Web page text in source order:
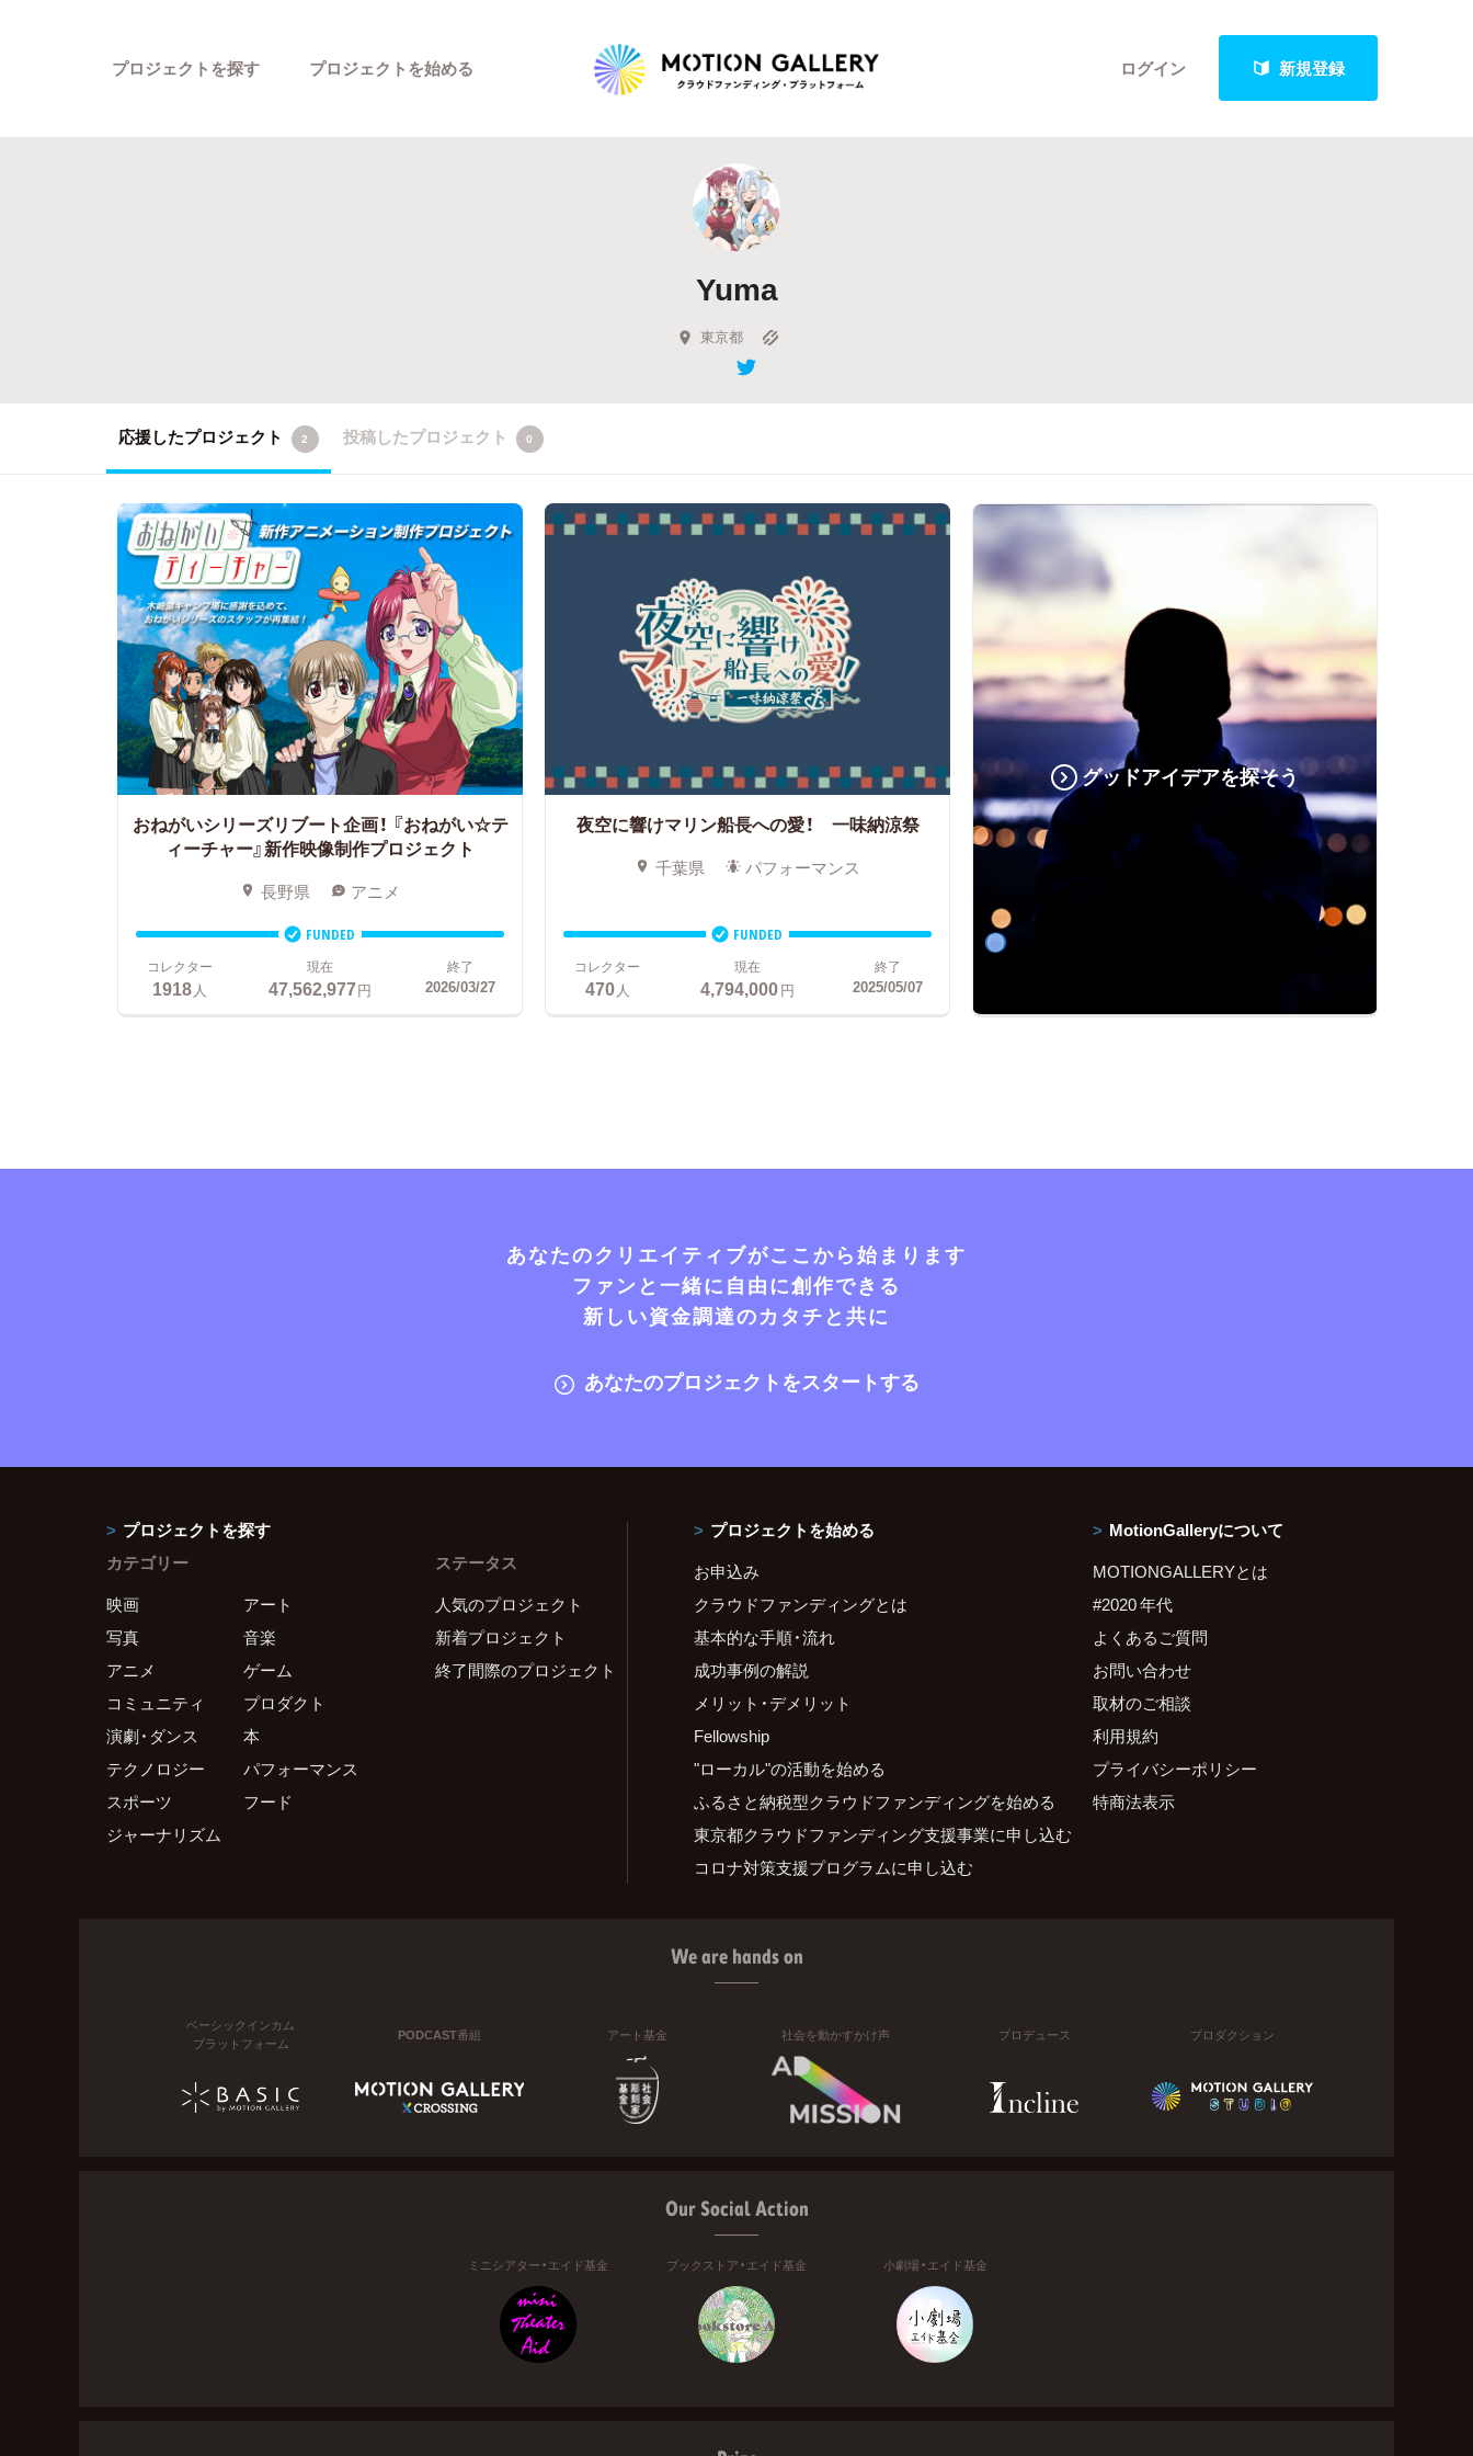
ログイン 新規登録
プロジェクトを探す
Highlight
新着プロジェクト
Feature
キュレーターから探す
プロジェクトを始める
Yuma
東京都
応援したプロジェクト 2 投稿したプロジェクト 0
おねがいシリーズリブート企画！ 『おねがい☆テ
ィーチャー』新作映像制作プロジェクト
長野県 アニメ
FUNDED
コレクター
1918人
現在
47,562,977円
終了
2026/03/27
夜空に響けマリン船長への愛！ 一味納涼祭
千葉県 パフォーマンス
FUNDED
コレクター
470人
現在
4,794,000円
終了
2025/05/07
グッドアイデアを探そう
あなたのクリエイティブがここから始まります
ファンと一緒に自由に創作できる
新しい資金調達のカタチと共に
あなたのプロジェクトをスタートする
プロジェクトを探す
カテゴリー
映画
アート
写真
音楽
アニメ
ゲーム
コミュニティ
プロダクト
演劇・ダンス
本
テクノロジー
パフォーマンス
スポーツ
フード
ジャーナリズム
ステータス
人気のプロジェクト
新着プロジェクト
終了間際のプロジェクト
プロジェクトを始める
お申込み
クラウドファンディングとは
基本的な手順・流れ
成功事例の解説
メリット・デメリット
Fellowship
"ローカル"の活動を始める
ふるさと納税型クラウドファンディングを始める
東京都クラウドファンディング支援事業に申し込む
コロナ対策支援プログラムに申し込む
MotionGalleryについて
MOTIONGALLERYとは
#2020 年代
よくあるご質問
お問い合わせ
取材のご相談
利用規約
プライバシーポリシー
特商法表示
We are hands on
ベーシックインカム
プラットフォーム
PODCAST番組 アート基金 社会を動かすかけ声 プロデュース プロダクション
Our Social Action
ミニシアター・エイド基金 ブックストア・エイド基金 小劇場・エイド基金